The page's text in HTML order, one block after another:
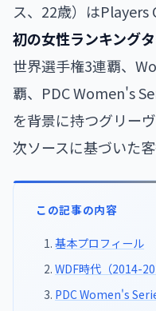
ス、22歳）は
初の女性ランキング
世界選手権3連覇、
覇、PDC Women's
を背景に持つグリー
次ソースに基づいた
この記事の内容
基本プロフィール
WDF時代（2014-
PDC Women's